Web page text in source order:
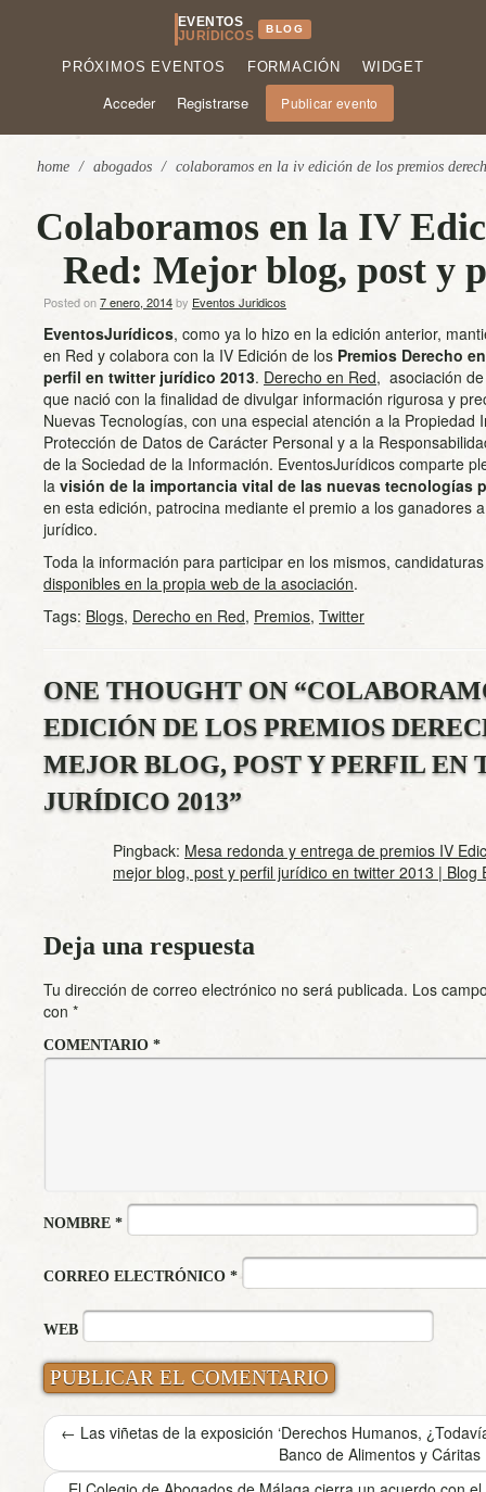
EVENTOS
JURÍDICOS
BLOG
PRÓXIMOS EVENTOS FORMACIÓN WIDGET
Acceder Registrarse Publicar evento
home / abogados / colaboramos en la iv edición de los premios
Colaboramos en la IV
Red: Mejor blog, post y
Posted on7 enero, 2014by Eventos Juridicos
EventosJurídicos, como ya lo hizo en la edición anterior,
en Red y colabora con la IV Edición de los Premios Derecho
perfil en twitter jurídico 2013. Derecho en Red, asociación
que nació con la finalidad de divulgar información rigurosa y
Nuevas Tecnologías, con una especial atención a la Propiedad
Protección de Datos de Carácter Personal y a la
de la Sociedad de la Información. EventosJurídicos comparte
la visión de la importancia vital de las nuevas tecnologías
en esta edición, patrocina mediante el premio a los ganadores
jurídico.
Toda la información para participar en los mismos,
disponibles en la propia web de la asociación.
Tags: Blogs, Derecho en Red, Premios, Twitter
ONE THOUGHT ON “
EDICIÓN DE LOS PREMIOS
MEJOR BLOG, POST Y PERFIL EN
JURÍDICO 2013”
Pingback: Mesa redonda y entrega de premios IV
mejor blog, post y perfil jurídico en twitter 2013 | Blog
Deja una respuesta
Tu dirección de correo electrónico no será publicada. Los
con *
COMENTARIO *
NOMBRE *
CORREO ELECTRÓNICO *
WEB
← Las viñetas de la exposición ‘Derechos Humanos,
Banco de Alimentos y Cáritas